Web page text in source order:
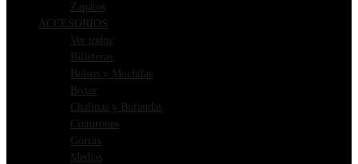
Zapatos
ACCESORIOS
Ver todos
Billeteras
Bolsos y Mochilas
Boxer
Chalinas y Bufandas
Cinturones
Gorras
Medias